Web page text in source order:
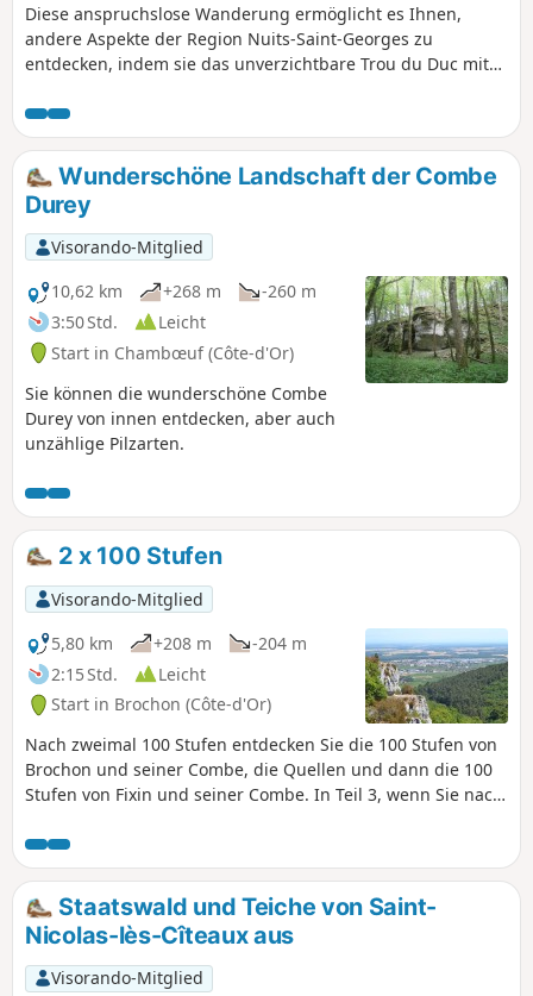
Diese anspruchslose Wanderung ermöglicht es Ihnen,
andere Aspekte der Region Nuits-Saint-Georges zu
entdecken, indem sie das unverzichtbare Trou du Duc mit
Sie unternehmen sollten, um Abwechslung zu schaffen,
wenn Sie alle anderen Wanderungen bereits gemacht
haben und Lust auf etwas Neues haben!
Wunderschöne Landschaft der Combe
Durey
Visorando-Mitglied
10,62 km
+268 m
-260 m
3:50 Std.
Leicht
Start in Chambœuf (Côte-d'Or)
Sie können die wunderschöne Combe
Durey von innen entdecken, aber auch
unzählige Pilzarten.
2 x 100 Stufen
Visorando-Mitglied
5,80 km
+208 m
-204 m
2:15 Std.
Leicht
Start in Brochon (Côte-d'Or)
Nach zweimal 100 Stufen entdecken Sie die 100 Stufen von
Brochon und seiner Combe, die Quellen und dann die 100
Stufen von Fixin und seiner Combe. In Teil 3, wenn Sie nach
folgen Sie den gelben Markierungen bis zur Napoleon-
Treppe.
Staatswald und Teiche von Saint-
Nicolas-lès-Cîteaux aus
Visorando-Mitglied